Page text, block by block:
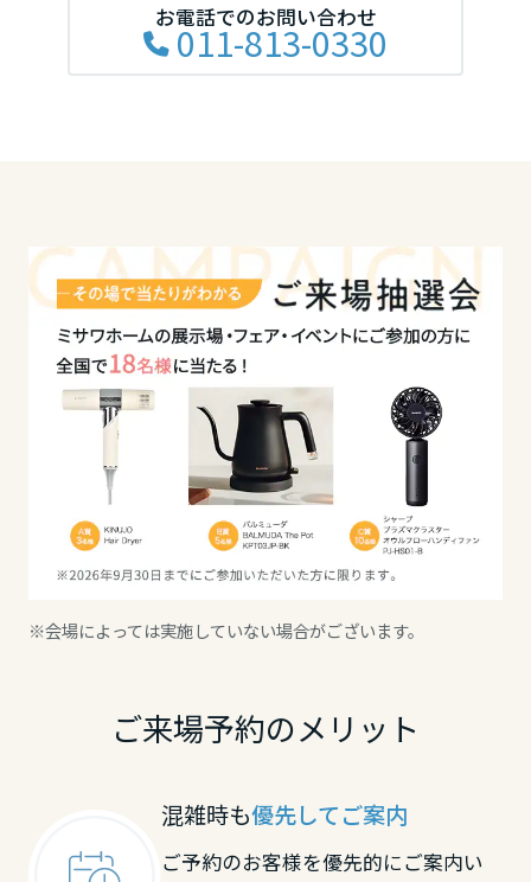
お電話でのお問い合わせ
011-813-0330
※会場によっては実施していない場合がございます。
ご来場予約のメリット
混雑時も優先してご案内
ご予約のお客様を優先的にご案内い
佐賀県
長崎県
大分県
宮崎県
鹿児島県